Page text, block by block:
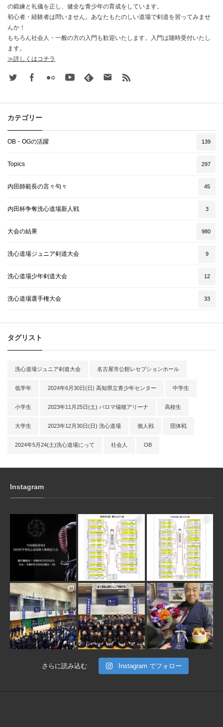
の鍛練と礼儀を正し、健全な青少年の育成をしています。
初心者・経験者は問いません。あなたもたのしい道場で剣道を習ってみませ
んか！
もちろん社会人・一般の方の入門も歓迎いたします。入門は随時受付いたし
ます。
≫詳しくはコチラ
Twitter FacebookFlickr Youtube feedly Contact
カテゴリー
OB・OGの活躍 139
Topics 297
内田師範長の言々句々 45
内田杯争奪洗心道場新人戦 3
大会の結果 980
洗心道場ジュニア剣道大会 9
洗心道場少年剣道大会 12
洗心道場選手権大会 33
タグリスト
洗心道場ジュニア剣道大会 名古屋市公館レセプションホール
低学年 2024年6月30日(日) 高知県立青少年センター 中学生
小学生 2023年11月25日(土) パロマ瑞穂アリーナ 高校生
大学生 2023年12月30日(日) 洗心道場 個人戦 団体戦
2024年5月24(土)洗心道場にって 社会人 OB
Instagram
1月 31 1月 31
1月 30 1月 30 1月 28
さらに読み込む Instagram でフォロー